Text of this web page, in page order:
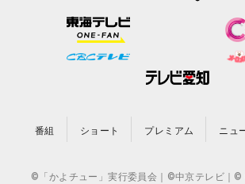
番組 ショート プレミアム ニュ
©「かよチュー」実行委員会｜©中京テレビ｜©